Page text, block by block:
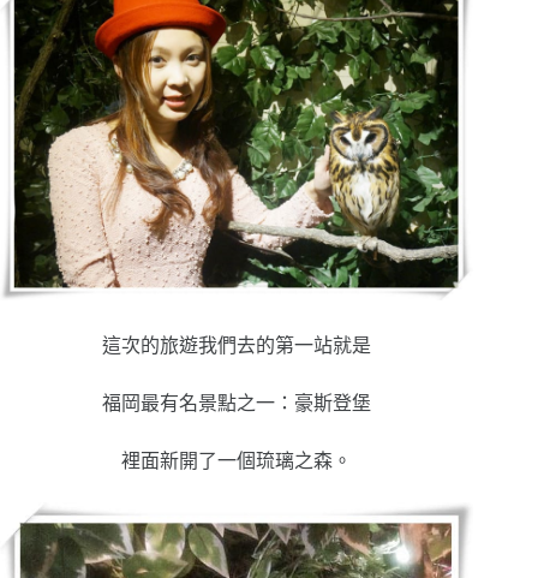
這次的旅遊我們去的第一站就是
福岡最有名景點之一：豪斯登堡
裡面新開了一個琉璃之森。